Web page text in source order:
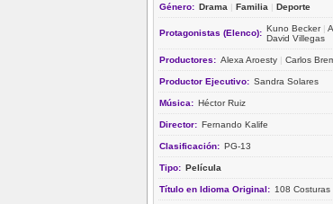
Género: Drama | Familia | Deporte
Protagonistas (Elenco): Kuno Becker|
David Villegas
Productores: Alexa Aroesty | Carlos
Productor Ejecutivo: Sandra Solares
Música: Héctor Ruiz
Director: Fernando Kalife
Clasificación: PG-13
Tipo: Película
Título en Idioma Original: 108 Costuras